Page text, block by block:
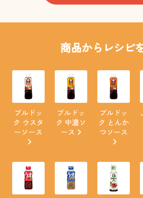
商品からレシピ
ブルドッ
ク ウスタ
ーソース
ブルドッ
ク 中濃ソ
ース
ブルドッ
ク とんか
つソース